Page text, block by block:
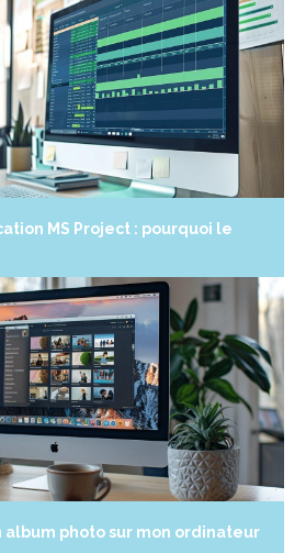
MS Project : pourquoi le
album photo sur mon ordinateur